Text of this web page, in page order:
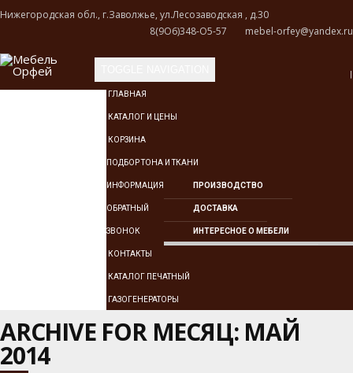
Нижегородская обл., г.Заволжье, ул.Лесозаводская , д.30
8(9О6)348-О5-57
mebel-orfey@yandex.ru
ГЛАВНАЯ
КАТАЛОГ И ЦЕНЫ
КОРЗИНА
ПОДБОР ТОНА И ТКАНИ
ИНФОРМАЦИЯ ПРОИЗВОДСТВО
ДОСТАВКА
ИНТЕРЕСНОЕ О МЕБЕЛИ
ОБРАТНЫЙ
ЗВОНОК
КОНТАКТЫ
КАТАЛОГ ПЕЧАТНЫЙ
ГАЗОГЕНЕРАТОРЫ
ARCHIVE FOR МЕСЯЦ: МАЙ
2014